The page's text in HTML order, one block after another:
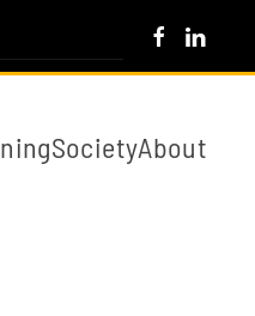
SocietyAbout